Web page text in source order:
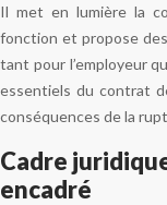
Il met en lumière la
fonction et propose
tant pour l’employeur
essentiels du contrat
conséquences de la
Cadre
encadré